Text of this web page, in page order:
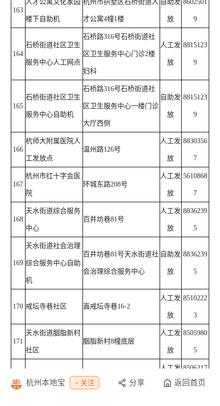
163
人才公寓文化家园
楼下自助机
杭州市拱墅区石桥街道人
才公寓4幢1楼
自助发
放
8602501
9
164
石桥街道社区卫生
服务中心人工网点
石桥路316号石桥街道社
区卫生服务中心门诊2楼
妇科
人工发
放
8815123
9
165
石桥街道社区卫生
服务中心自助机
石桥路316号石桥街道社
区卫生服务中心一楼门诊
大厅西侧
自助发
放
8815123
9
166
杭师大附属医院人
工发放点
温州路126号
人工发
放
8830356
7
167
杭州市红十字会医
院
环城东路208号
人工发
放
5610868
7
168
天水街道综合服务
中心
百井坊巷81号
人工发
放
8836239
5
169
天水街道社会治理
综合服务中心自助
机
百井坊巷81号天水街道社
会治理综合服务中心
自助发
放
8836239
5
170 戒坛寺巷社区 直戒坛寺巷16-2
人工发
放
8510222
3
171
天水街道胭脂新村
社区
胭脂新村8幢底层
人工发
放
8505980
5
平安居3幢底层
人工发
放
8506217
1
杭州本地宝 + 关注 分享 返回首页